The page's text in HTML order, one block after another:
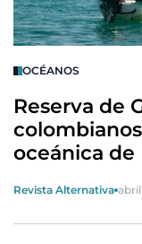
OCÉANOS
Reserva de
oceánica de
Revista Alternativa abril